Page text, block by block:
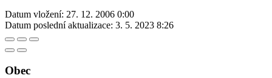
Datum vložení: 27. 12. 2006 0:00
Datum poslední aktualizace: 3. 5. 2023 8:26
Obec